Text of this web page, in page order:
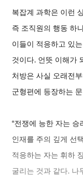
복잡계 과학은 이런
즉 조직원의 행동 하
이들이 적응하고 있
것이다. 언뜻 이해가
처방은 사실 오래전부
군형편에 등장하는
“전쟁에 능한 자는 승
인재를 주의 깊게 선
적응하는 자는 휘하
굴리는 것과 같다. 나